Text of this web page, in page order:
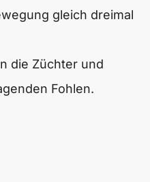
gleich dreimal
die Züchter und
Fohlen.